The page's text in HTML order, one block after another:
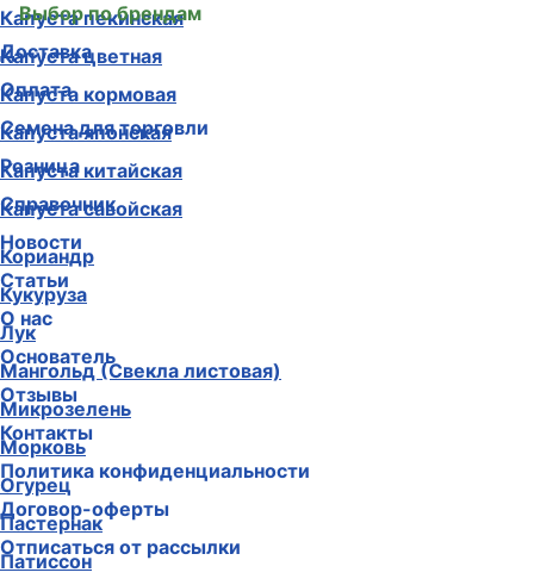
Капуста пекинская
Капуста цветная
Капуста кормовая
Капуста японская
Капуста китайская
Капуста савойская
Кориандр
Кукуруза
Лук
Мангольд (Свекла листовая)
Микрозелень
Морковь
Огурец
Пастернак
Патиссон
Выбор по брендам
Доставка
Оплата
Семена для торговли
Розница
Справочник
Новости
Статьи
О нас
Основатель
Отзывы
Контакты
Политика конфиденциальности
Договор-оферты
Отписаться от рассылки